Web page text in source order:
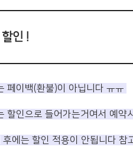
인 !
페이백(환불)이 아닙니다 ㅠㅠ
할인으로 들어가는거여서 예약
후에는 할인 적용이 안됩니다